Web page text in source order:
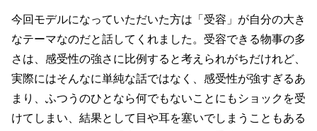
今回モデルになっていただいた方は「受容」が自分の大き
なテーマなのだと話してくれました。受容できる物事の多
さは、感受性の強さに比例すると考えられがちだけれど、
実際にはそんなに単純な話ではなく、感受性が強すぎるあ
まり、ふつうのひとなら何でもないことにもショックを受
けてしまい、結果として目や耳を塞いでしまうこともある